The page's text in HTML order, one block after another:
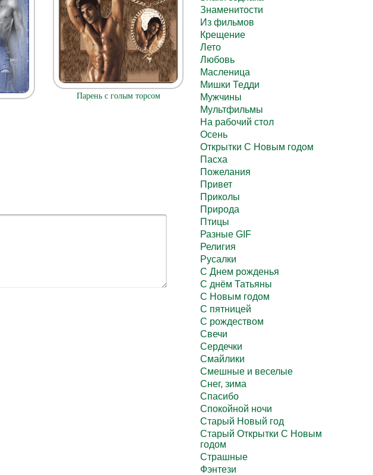
Парень с голым торсом
Знаменитости
Из фильмов
Крещение
Лето
Любовь
Масленица
Мишки Тедди
Мужчины
Мультфильмы
На рабочий стол
Осень
Открытки С Новым годом
Пасха
Пожелания
Привет
Приколы
Природа
Птицы
Разные GIF
Религия
Русалки
С Днем рожденья
С днём Татьяны
С Новым годом
С пятницей
С рождеством
Свечи
Сердечки
Смайлики
Смешные и веселые
Снег, зима
Спасибо
Спокойной ночи
Старый Новый год
Старый Открытки С Новым
годом
Страшные
Фэнтези